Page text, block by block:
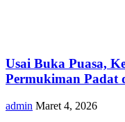
Usai Buka Puasa,
Permukiman Padat
admin Maret 4, 2026